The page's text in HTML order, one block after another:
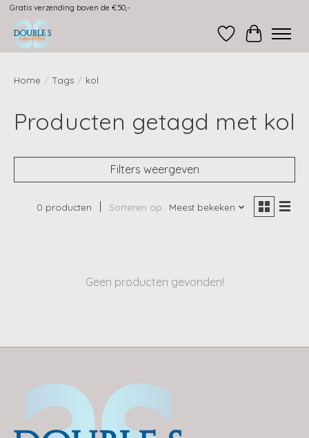
Gratis verzending boven de €50,-
Verlanglijst
Home / Tags / kol
Producten getagd met kol
Filters weergeven
0 producten Sorteren op Meest bekeken
Geen producten gevonden!